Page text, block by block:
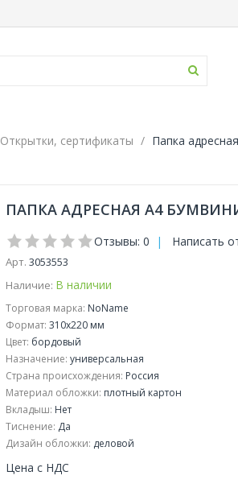
Открытки, сертификаты Папка
ПАПКА АДРЕСНАЯ А4
Отзывы: 0 | Написать
Арт. 3053553
Наличие: В наличии
Торговая марка: NoName
Формат: 310x220 мм
Цвет: бордовый
Назначение: универсальная
Страна происхождения: Россия
Материал обложки: плотный картон
Вкладыш: Нет
Тиснение: Да
Дизайн обложки: деловой
Цена с НДС